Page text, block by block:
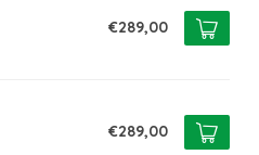
€289,00
€289,00